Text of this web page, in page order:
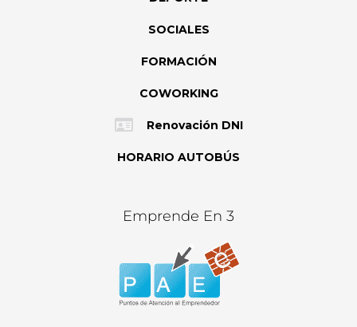
SOCIALES
FORMACIÓN
COWORKING
Renovación DNI
HORARIO AUTOBÚS
Emprende En 3